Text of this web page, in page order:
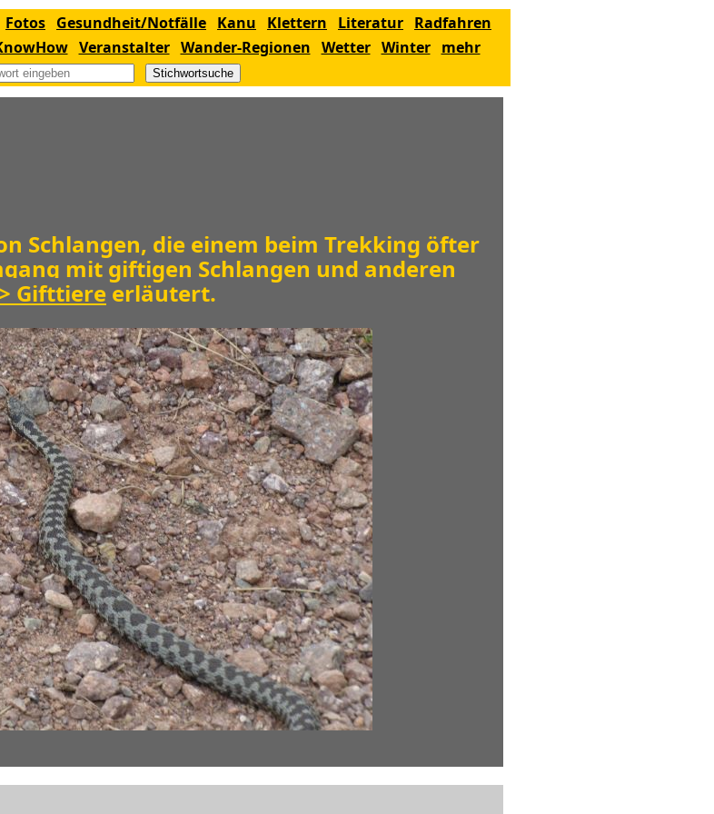
Fotos Gesundheit/Notfälle Kanu Klettern Literatur Radfahren
Veranstalter Wander-Regionen Wetter Winter mehr
Stichwortsuche
Schlangen, die einem beim Trekking öfter
mit giftigen Schlangen und anderen
> Gifttiere erläutert.